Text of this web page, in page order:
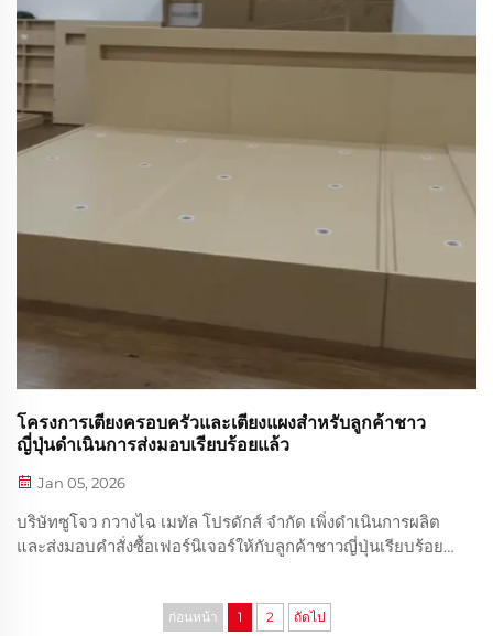
โครงการเตียงครอบครัวและเตียงแผงสำหรับลูกค้าชาว
ญี่ปุ่นดำเนินการส่งมอบเรียบร้อยแล้ว
Jan 05, 2026
บริษัทซูโจว กวางไฉ เมทัล โปรดักส์ จำกัด เพิ่งดำเนินการผลิต
และส่งมอบคำสั่งซื้อเฟอร์นิเจอร์ให้กับลูกค้าชาวญี่ปุ่นเรียบร้อย
ประเภทที่รองรับการเข้าพักของครอบครัว
ก่อนหน้า 1 2 ถัดไป